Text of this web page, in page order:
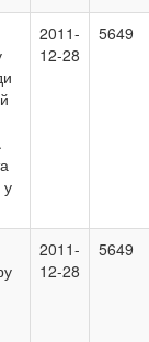
у
2011-
12-28
5649
2011-
12-28
5649